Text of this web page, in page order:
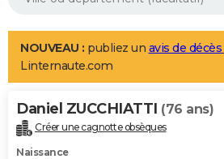
Aménagement intérieur
LIFESTYLE
Art de vivre
Bien-être
Loisirs
Mode
Modes de vie
Alimentation
Guide de la santé
Maladies
Médicaments
Sommeil
VOYAGE
Destinations
City break
Voyage nature
Voyage de noces
Forum
Climat
+PHOTO
NOUVEAU : publiez un avis de
Linternaute.com
Daniel ZUCCHIATTI (76 ans)
Créer une cagnotte obsèques
Naissance